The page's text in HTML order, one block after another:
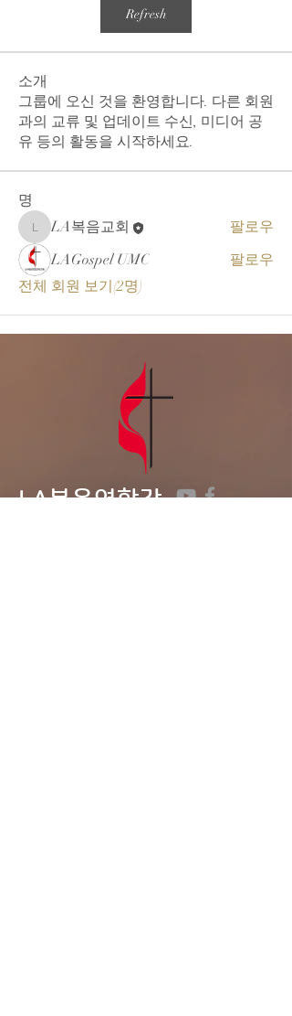
Refresh
소개
그룹에 오신 것을 환영합니다. 다른 회원
과의 교류 및 업데이트 수신, 미디어 공
유 등의 활동을 시작하세요.
명
LA복음교회
LA복음교회
팔로우
LAGospel UMC
팔로우
전체 회원 보기(2명)
LA복음연합감